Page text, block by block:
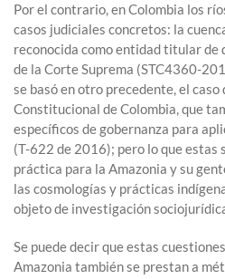
Por el contrario, en Colombia los
casos judiciales concretos: la
reconocida como entidad titular de
de la Corte Suprema (STC4360-
se basó en otro precedente, el
Constitucional de Colombia, que
específicos de gobernanza para
(T-622 de 2016); pero lo que estas
práctica para la Amazonia y su
las cosmologías y prácticas
objeto de investigación
Se puede decir que estas
Amazonia también se prestan a